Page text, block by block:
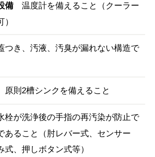
備温度計を備えること（クーラー
）
き、汚液、汚臭が漏れない構造で
則2槽シンクを備えること
が洗浄後の手指の再汚染が防止で
あること（肘レバー式、センサー
式、押しボタン式等）